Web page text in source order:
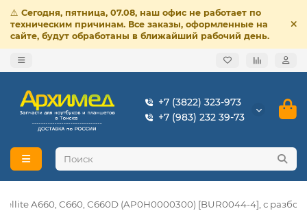
⚠️ Сегодня, пятница, 07.08, наш офис не работает по
техническим причинам. Все заказы, оформленные на
сайте, будут обработаны в ближайший рабочий день.
+7 (3822) 323-973
+7 (983) 232 39-73
A660, C660, C660D (AP0H0000300) [BUR0044-4], с